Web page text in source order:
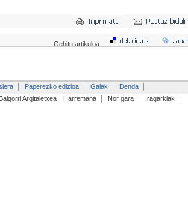
Gehitu artikuloa:
Paperezko edizioa Gaiak
Denda
Argitaletxea
Harremana Nor gara Iragarkiak